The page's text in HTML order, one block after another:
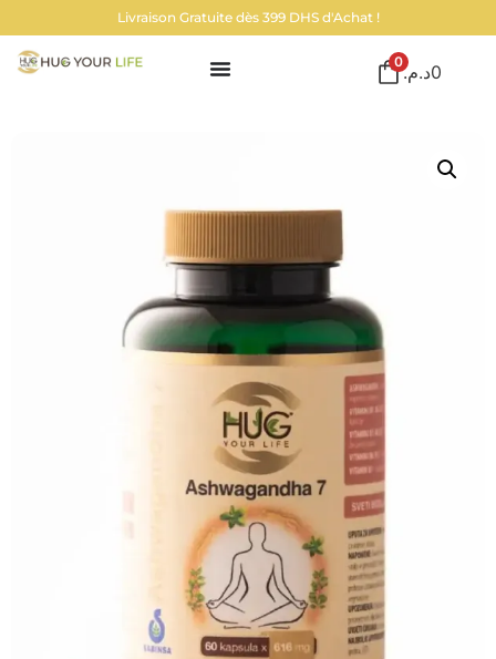
Livraison Gratuite dès 399 DHS d'Achat !
0 0د.م.